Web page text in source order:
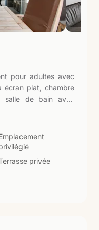
pour adultes avec
écran plat, chambre
salle de bain avec
machine à café à
La catégorie
le complexe (plus
les couples à la
privée